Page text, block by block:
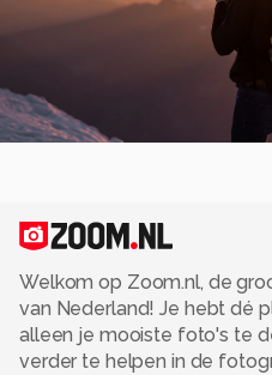
Welkom op Zoom.nl, de
van Nederland! Je hebt dé
alleen je mooiste foto's te
verder te helpen in de